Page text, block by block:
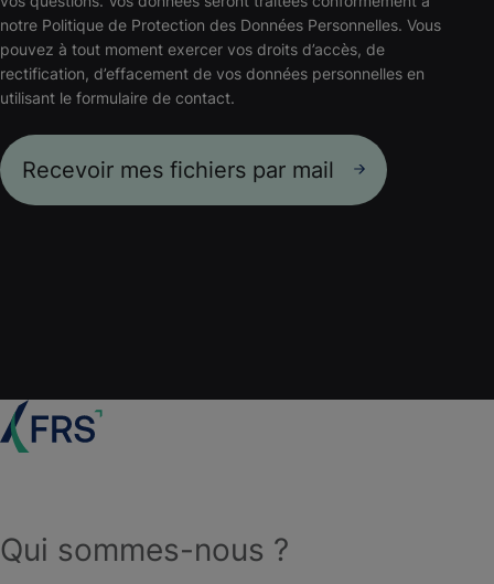
Dispositifs UK
PDF - 212 Ko
Dispositifs SPAIN
PDF - 195 Ko
notre Politique de Protection des Données Personnelles. Vous
pouvez à tout moment exercer vos droits d’accès, de
rectification, d’effacement de vos données personnelles en
utilisant le formulaire de contact.
Qui sommes-nous ?